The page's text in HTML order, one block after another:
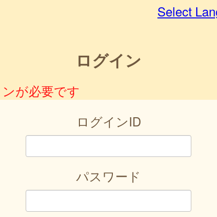
Select
ログイン
が必要です
ログインID
パスワード